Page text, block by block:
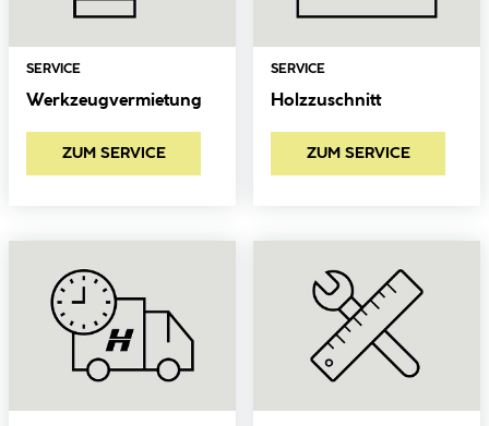
SERVICE
Werkzeugvermietung
ZUM SERVICE
SERVICE
Holzzuschnitt
ZUM SERVICE